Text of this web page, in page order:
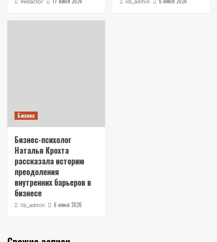
Redactor lib_admin
Бизнес
Бизнес-психолог
Наталья Крохта
рассказала историю
преодоления
внутренних барьеров в
бизнесе
lib_admin 6 июня 2026